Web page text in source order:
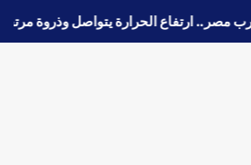
تضرب مصر.. ارتفاع الحرارة يتواصل وذروة